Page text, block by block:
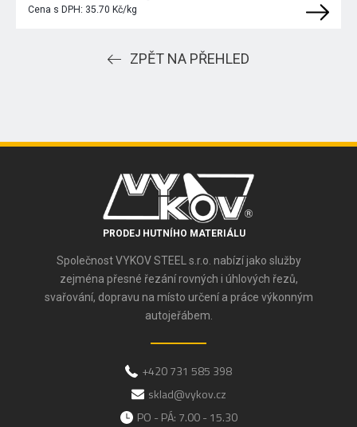
Cena s DPH: 35.70 Kč/kg
ZPĚT NA PŘEHLED
PRODEJ HUTNÍHO MATERIÁLU
Společnost VYKOV STEEL s.r.o. nabízí jako služby
zejména přesné řezání rovných i úhlových řezů,
svařování, dopravu na místo určení a práce výkonným
autojeřábem.
+420 731 585 398
sklad@vykov.cz
PO - PÁ: 7.00 - 15.30